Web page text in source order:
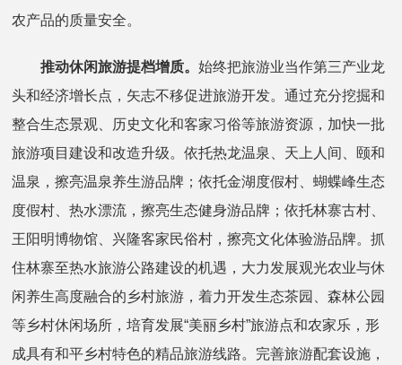
农产品的质量安全。
推动休闲旅游提档增质。始终把旅游业当作第三产业龙
头和经济增长点，矢志不移促进旅游开发。通过充分挖掘和
整合生态景观、历史文化和客家习俗等旅游资源，加快一批
旅游项目建设和改造升级。依托热龙温泉、天上人间、颐和
温泉，擦亮温泉养生游品牌；依托金湖度假村、蝴蝶峰生态
度假村、热水漂流，擦亮生态健身游品牌；依托林寨古村、
王阳明博物馆、兴隆客家民俗村，擦亮文化体验游品牌。抓
住林寨至热水旅游公路建设的机遇，大力发展观光农业与休
闲养生高度融合的乡村旅游，着力开发生态茶园、森林公园
等乡村休闲场所，培育发展“美丽乡村”旅游点和农家乐，形
成具有和平乡村特色的精品旅游线路。完善旅游配套设施，